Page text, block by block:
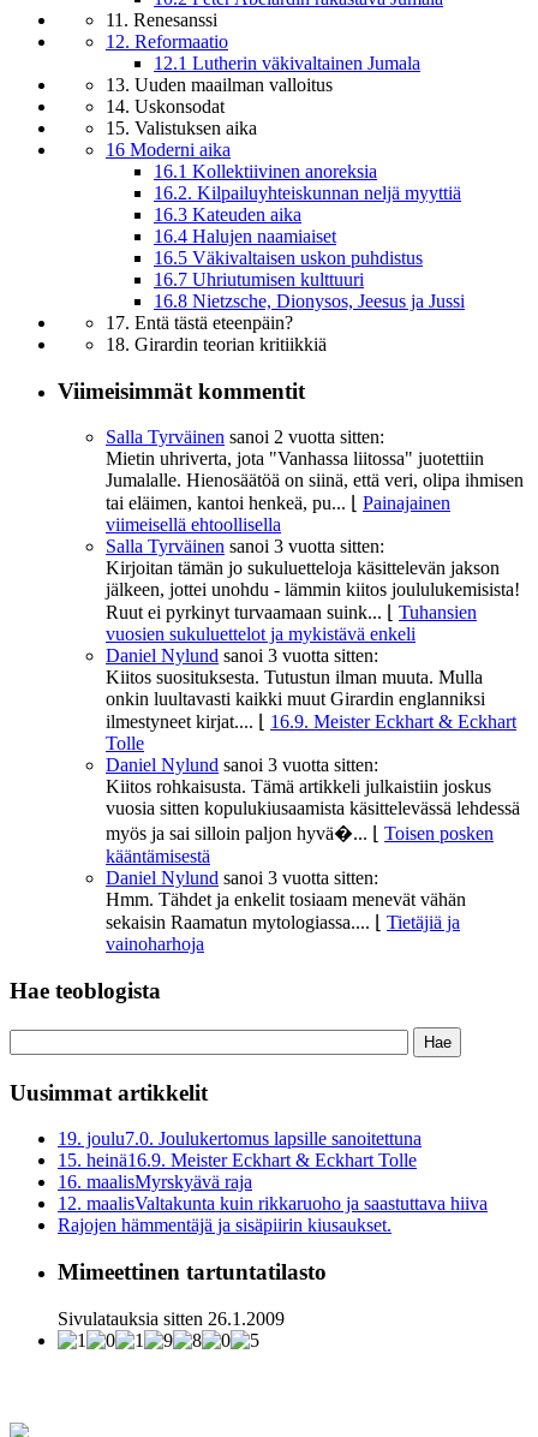
11. Renesanssi
12. Reformaatio
12.1 Lutherin väkivaltainen Jumala
13. Uuden maailman valloitus
14. Uskonsodat
15. Valistuksen aika
16 Moderni aika
16.1 Kollektiivinen anoreksia
16.2. Kilpailuyhteiskunnan neljä myyttiä
16.3 Kateuden aika
16.4 Halujen naamiaiset
16.5 Väkivaltaisen uskon puhdistus
16.7 Uhriutumisen kulttuuri
16.8 Nietzsche, Dionysos, Jeesus ja Jussi
17. Entä tästä eteenpäin?
18. Girardin teorian kritiikkiä
Viimeisimmät kommentit
Salla Tyrväinen sanoi 2 vuotta sitten:
Mietin uhriverta, jota "Vanhassa liitossa" juotettiin
Jumalalle. Hienosäätöä on siinä, että veri, olipa ihmisen
tai eläimen, kantoi henkeä, pu...
Painajainen
viimeisellä ehtoollisella
Salla Tyrväinen sanoi 3 vuotta sitten:
Kirjoitan tämän jo sukuluetteloja käsittelevän jakson
jälkeen, jottei unohdu - lämmin kiitos joululukemisista!
Ruut ei pyrkinyt turvaamaan suink...
Tuhansien
vuosien sukuluettelot ja mykistävä enkeli
Daniel Nylund sanoi 3 vuotta sitten:
Kiitos suosituksesta. Tutustun ilman muuta. Mulla
onkin luultavasti kaikki muut Girardin englanniksi
ilmestyneet kirjat....
16.9. Meister Eckhart & Eckhart
Tolle
Daniel Nylund sanoi 3 vuotta sitten:
Kiitos rohkaisusta. Tämä artikkeli julkaistiin joskus
vuosia sitten kopulukiusaamista käsittelevässä lehdessä
myös ja sai silloin paljon hyvä�...
Toisen posken
kääntämisestä
Daniel Nylund sanoi 3 vuotta sitten:
Hmm. Tähdet ja enkelit tosiaam menevät vähän
sekaisin Raamatun mytologiassa....
Tietäjiä ja
vainoharhoja
Hae teoblogista
Uusimmat artikkelit
19. joulu7.0. Joulukertomus lapsille sanoitettuna
15. heinä16.9. Meister Eckhart & Eckhart Tolle
16. maalisMyrskyävä raja
12. maalisValtakunta kuin rikkaruoho ja saastuttava hiiva
Rajojen hämmentäjä ja sisäpiirin kiusaukset.
Mimeettinen tartuntatilasto
Sivulatauksia sitten 26.1.2009